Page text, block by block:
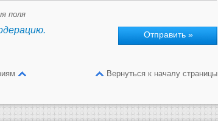
поля
Вернуться к началу страницы